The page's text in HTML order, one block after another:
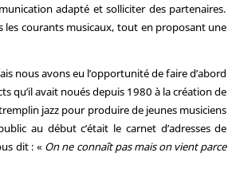
adapté et solliciter des partenaires.
les courants musicaux, tout en proposant une
nous avons eu l’opportunité de faire d’abord
qu’il avait noués depuis 1980 à la création de
jazz pour produire de jeunes musiciens
au début c’était le carnet d’adresses de
dit : « On ne connaît pas mais on vient parce